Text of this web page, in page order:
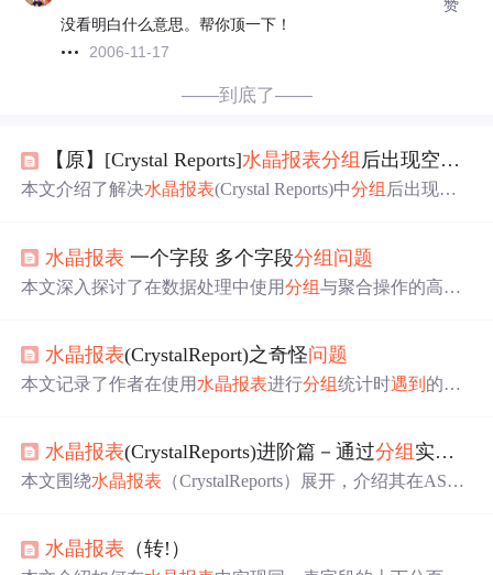
没看明白什么意思。帮你顶一下！
2006-11-17
赞
——到底了——
【原】[Crystal Reports]水晶报表分组 后出现空白页
本文介绍了解决水晶报表(Crystal Reports)中分组 后出现空
和KeepTogether选项，可以有效避免空白页的产生。
水晶报表 一个字段 多个字段分组 问题
本文深入探讨了在数据处理中使用分组与聚合操作的高级
外，还介绍了如何新增自定义的聚合方法来增强数据洞察
力。
水晶报表(CrystalReport)之奇怪问题
本文记录了作者在使用 水晶报表进行分组统计时遇到 的问
段，清除后问题得以解决。
水晶报表(CrystalReports)进阶篇－通过分组 实现分页功能
本文围绕水晶报表 （CrystalReports）展开，介绍其在ASP.
提出解决脚注位置和空白行补全的
水晶报表 （转!）